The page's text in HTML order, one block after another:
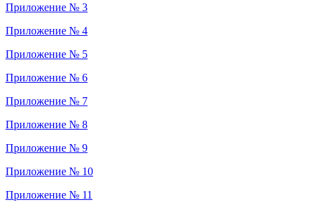
Приложение № 3
Приложение № 4
Приложение № 5
Приложение № 6
Приложение № 7
Приложение № 8
Приложение № 9
Приложение № 10
Приложение № 11